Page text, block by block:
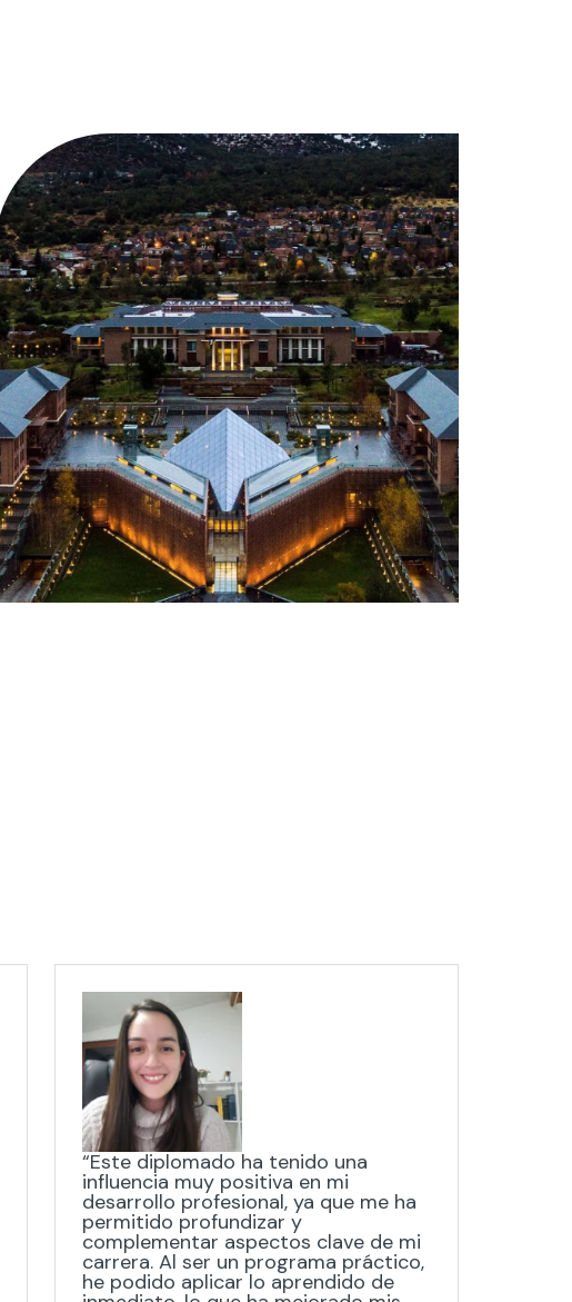
“Este diplomado ha tenido una
influencia muy positiva en mi
desarrollo profesional, ya que me ha
permitido profundizar y
complementar aspectos clave de mi
carrera. Al ser un programa práctico,
he podido aplicar lo aprendido de